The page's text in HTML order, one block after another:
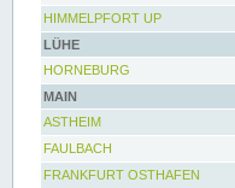
HIMMELPFORT UP
LÜHE
HORNEBURG
MAIN
ASTHEIM
FAULBACH
FRANKFURT OSTHAFEN